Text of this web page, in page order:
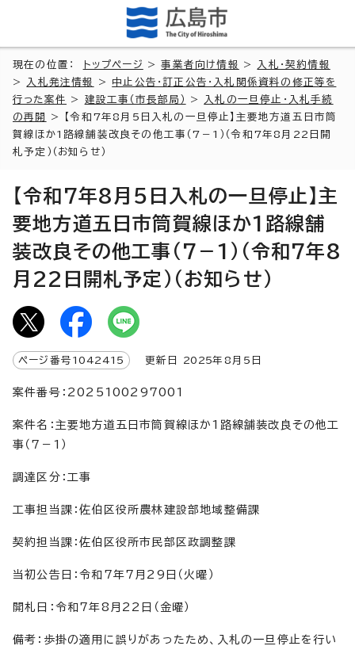
現在の位置： トップページ >事業者向け情報 >
入札・契約情報
>
入札発注情報 > 中止公告・訂正公告・入札関係資料の修正等を
行った案件
> 建設工事（市長部局） >
入札の一旦停止・入札手続
の再開
> 【令和7年8月5日入札の一旦停止】主要地方道五日市筒
賀線ほか1路線舗装改良その他工事（7－1）（令和7年8月22日開
札予定）（お知らせ）
【令和7年8月5日入札の一旦停止】主
要地方道五日市筒賀線ほか1路線舗
装改良その他工事（7－1）（令和7年8
月22日開札予定）（お知らせ）
ページ番号 1042415 更新日 2025年8月5日
案件番号：2025100297001
案件名：主要地方道五日市筒賀線ほか1路線舗装改良その他工
事（7－1）
調達区分：工事
工事担当課：佐伯区役所農林建設部地域整備課
契約担当課：佐伯区役所市民部区政調整課
当初公告日：令和7年7月29日（火曜）
開札日：令和7年8月22日（金曜）
備考：歩掛の適用に誤りがあったため、入札の一旦停止を行い